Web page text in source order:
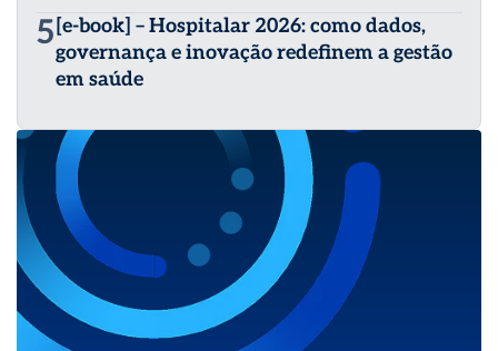
5 [e-book] – Hospitalar 2026: como dados,
governança e inovação redefinem a gestão
em saúde